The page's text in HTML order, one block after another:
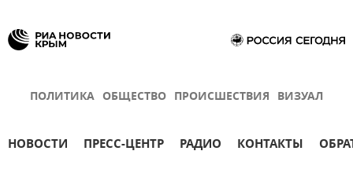
ПОЛИТИКА ОБЩЕСТВО ПРОИСШЕСТВИЯ ВИЗУАЛ
НОВОСТИ ПРЕСС-ЦЕНТР РАДИО КОНТАКТЫ